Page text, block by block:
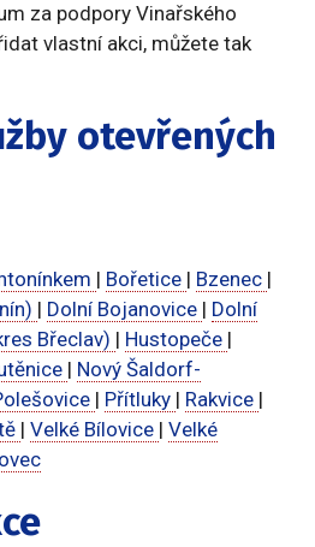
za podpory Vinařského
vlastní akci, můžete tak
otevřených
| Bořetice | Bzenec |
| Dolní Bojanovice | Dolní
Břeclav) | Hustopeče |
| Nový Šaldorf-
| Přítluky | Rakvice |
| Velké Bílovice | Velké